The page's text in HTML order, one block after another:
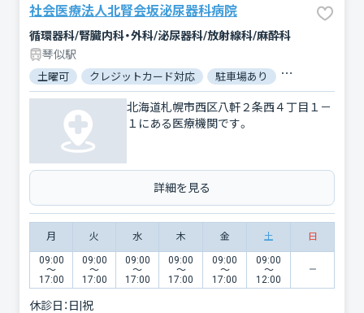
社会医療法人北腎会坂泌尿器科病院
循環器科/腎臓内科・外科/泌尿器科/放射線科/麻酔科
琴似駅
土曜可 クレジットカード対応 駐車場あり バリアフリー
北海道札幌市西区八軒２条西４丁目１－
１にある医療機関です。
詳細を見る
月 火 水 木 金 土 日
09:00
〜
17:00
09:00
〜
17:00
09:00
〜
17:00
09:00
〜
17:00
09:00
〜
17:00
09:00
〜
12:00
休診日： 日|祝